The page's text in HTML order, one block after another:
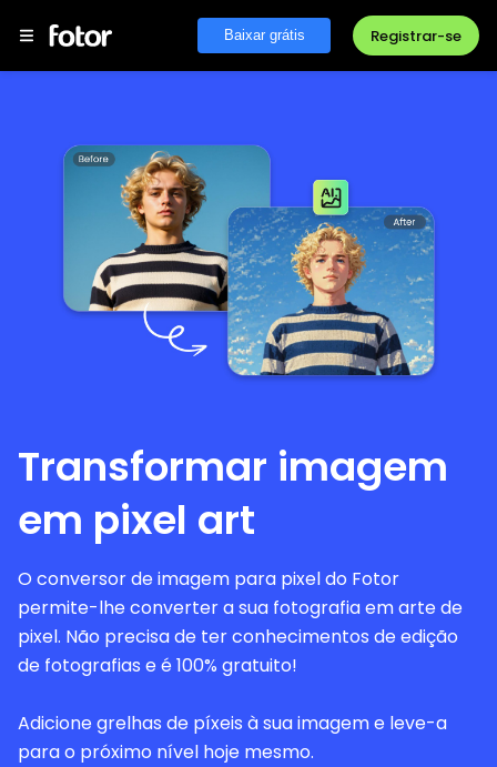
Baixar grátis Registrar-se
Transformar imagem
em pixel art
O conversor de imagem para pixel do Fotor
permite-lhe converter a sua fotografia em arte de
pixel. Não precisa de ter conhecimentos de edição
de fotografias e é 100% gratuito!
Adicione grelhas de píxeis à sua imagem e leve-a
para o próximo nível hoje mesmo.